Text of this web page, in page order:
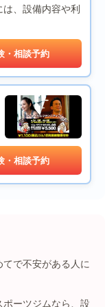
、設備内容や利
・相談予約
・相談予約
で不安がある人に
ーツジムなら、設